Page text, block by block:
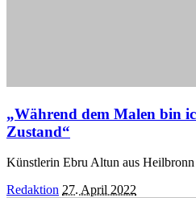
„Während dem Malen bin
Zustand“
Künstlerin Ebru Altun aus
Posted
Redaktion 27. April 2022